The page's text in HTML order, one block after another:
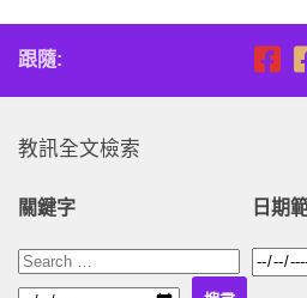
跟隨:
教訊全文檢索
關鍵字 日期